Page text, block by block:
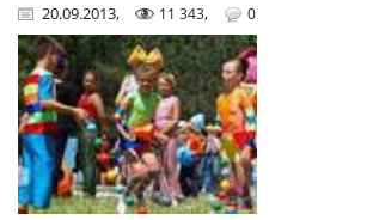
20.09.2013, 11 343, 0